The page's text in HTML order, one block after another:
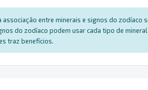
associação entre minerais e signos do zodíaco
do zodíaco podem usar cada tipo de
traz benefícios.